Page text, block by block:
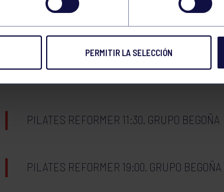
PERMITIR LA SELECCIÓN
PILATES REFORMER 8:30. GRUPO BEGOÑA
PILATES REFORMER 20:00. GRUPO BEGOÑA
PILATES REFORMER 11:30. GRUPO BEGOÑA
PILATES REFORMER 19:00. GRUPO BEGOÑA